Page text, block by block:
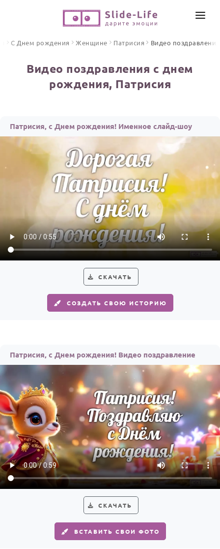
ПО ФОРМАТУ
Открытки
Стихи и тексты
ПРАЗДНИКИ
С Днем рождения
Свадьба
Годовщина свадьбы
Календарь праздников
Женщине
Мужчине
Детям
Все родственники
ПЕРСОНАЛЬНЫЕ
Пожелания
По именам
По годам
ИНСТРУМЕНТЫ
ОТЗЫВЫ
С Днем рождения Женщине Патрисия Видео поздравления
Видео поздравления с днем
рождения, Патрисия
Патрисия, с Днем рождения! Именное слайд-шоу
СКАЧАТЬ
СОЗДАТЬ СВОЮ ИСТОРИЮ
Патрисия, с Днем рождения! Видео поздравление
СКАЧАТЬ
ВСТАВИТЬ СВОИ ФОТО